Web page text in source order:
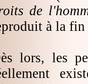
de
à la fin
lors, les